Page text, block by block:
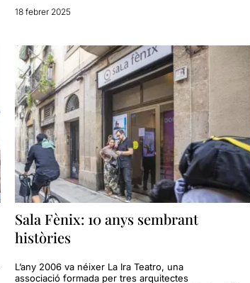
18 febrer 2025
Sala Fènix: 10 anys sembrant
històries
L’any 2006 va néixer La Ira Teatro, una
associació formada per tres arquitectes